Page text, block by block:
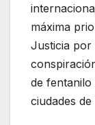
máxima
Justicia por
de fentanilo
ciudades de